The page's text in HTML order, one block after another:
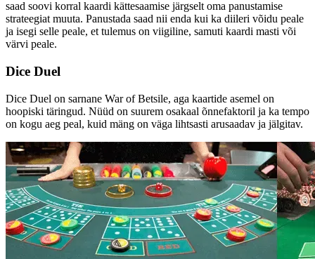
saad soovi korral kaardi kättesaamise järgselt oma panustamise
strateegiat muuta. Panustada saad nii enda kui ka diileri võidu peale
ja isegi selle peale, et tulemus on viigiline, samuti kaardi masti või
värvi peale.
Dice Duel
Dice Duel on sarnane War of Betsile, aga kaartide asemel on
hoopiski täringud. Nüüd on suurem osakaal õnnefaktoril ja ka tempo
on kogu aeg peal, kuid mäng on väga lihtsasti arusaadav ja jälgitav.